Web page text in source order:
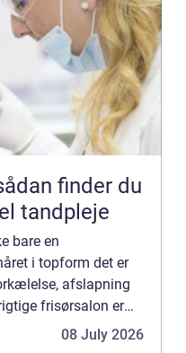
tandpleje
bare en
i topform det er
afslapning
frisørsalon er
ud med et
08 July 2026